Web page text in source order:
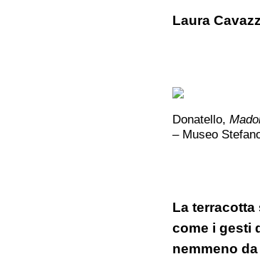
Laura
Donatello,
‒ Museo
La terracotta
come i gesti
nemmeno